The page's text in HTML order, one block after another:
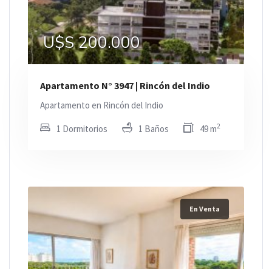
U$S 200.000
Apartamento N° 3947 | Rincón del Indio
Apartamento en Rincón del Indio
1 Dormitorios 1 Baños 49 m2
En Venta